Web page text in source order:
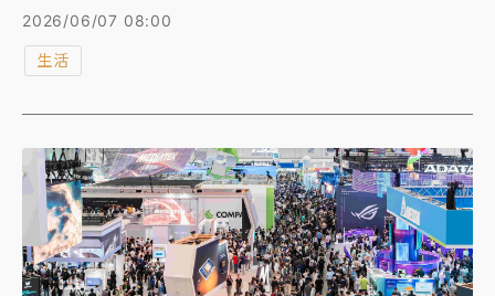
大事件，到台灣各角落的溫馨日常，透過影像的溫度與
動。
2026/06/07 08:00
生活